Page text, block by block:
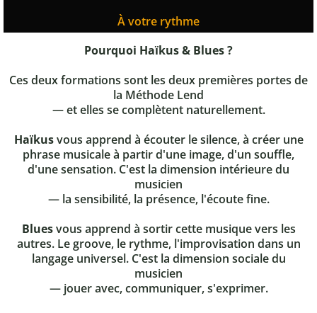
À votre rythme
Pourquoi Haïkus & Blues ?
Ces deux formations sont les deux premières portes de
la Méthode Lend
— et elles se complètent naturellement.
Haïkusvous apprend à écouter le silence, à créer une
phrase musicale à partir d'une image, d'un souffle,
d'une sensation. C'est la dimension intérieure du
musicien
— la sensibilité, la présence, l'écoute fine.
Bluesvous apprend à sortir cette musique vers les
autres. Le groove, le rythme, l'improvisation dans un
langage universel. C'est la dimension sociale du
musicien
— jouer avec, communiquer, s'exprimer.